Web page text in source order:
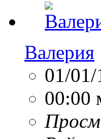
Валерия
01/01/
00:00